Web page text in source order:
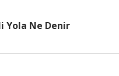
Yola Ne Denir